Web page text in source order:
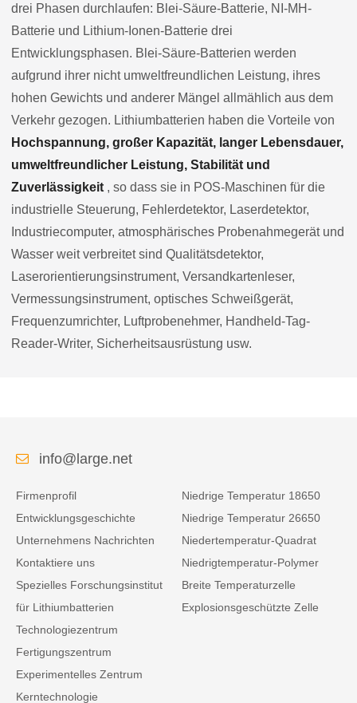
drei Phasen durchlaufen: Blei-Säure-Batterie, NI-MH-
Batterie und Lithium-Ionen-Batterie drei
Entwicklungsphasen. Blei-Säure-Batterien werden
aufgrund ihrer nicht umweltfreundlichen Leistung, ihres
hohen Gewichts und anderer Mängel allmählich aus dem
Verkehr gezogen. Lithiumbatterien haben die Vorteile von
Hochspannung, großer Kapazität, langer Lebensdauer,
umweltfreundlicher Leistung, Stabilität und
Zuverlässigkeit , so dass sie in POS-Maschinen für die
industrielle Steuerung, Fehlerdetektor, Laserdetektor,
Industriecomputer, atmosphärisches Probenahmegerät und
Wasser weit verbreitet sind Qualitätsdetektor,
Laserorientierungsinstrument, Versandkartenleser,
Vermessungsinstrument, optisches Schweißgerät,
Frequenzumrichter, Luftprobenehmer, Handheld-Tag-
Reader-Writer, Sicherheitsausrüstung usw.
info@large.net
Firmenprofil
Entwicklungsgeschichte
Unternehmens Nachrichten
Kontaktiere uns
Spezielles Forschungsinstitut
für Lithiumbatterien
Technologiezentrum
Fertigungszentrum
Experimentelles Zentrum
Kerntechnologie
Niedrige Temperatur 18650
Niedrige Temperatur 26650
Niedertemperatur-Quadrat
Niedrigtemperatur-Polymer
Breite Temperaturzelle
Explosionsgeschützte Zelle